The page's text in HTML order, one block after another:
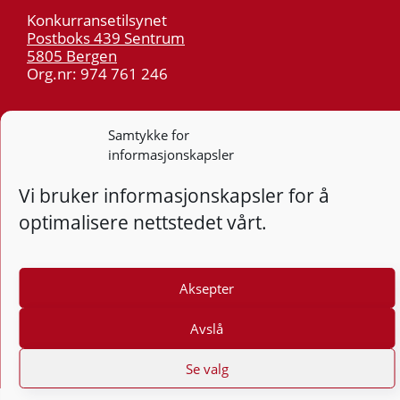
Samtykke for
informasjonskapsler
Vi bruker informasjonskapsler for å
optimalisere nettstedet vårt.
Aksepter
Avslå
Se valg
Konkurransetilsynet
Postboks 439 Sentrum
5805 Bergen
Org.nr: 974 761 246
post@kt.no